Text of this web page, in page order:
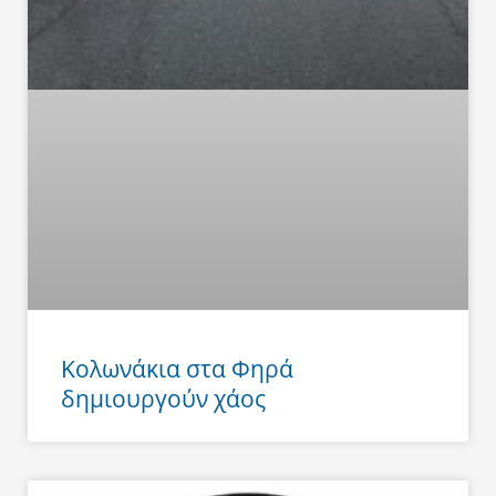
Κολωνάκια στα Φηρά
δημιουργούν χάος